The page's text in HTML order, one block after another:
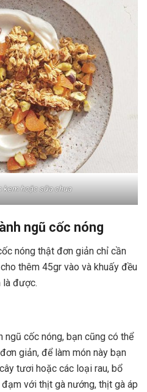
kem hoặc sữa chua
ngũ cốc nóng
nóng thật đơn giản chỉ cần
thêm 45gr vào và khuấy đều
là được.
ngũ cốc nóng, bạn cũng có thể
giản, để làm món này bạn
tươi hoặc các loại rau, bổ
với thịt gà nướng, thịt gà áp